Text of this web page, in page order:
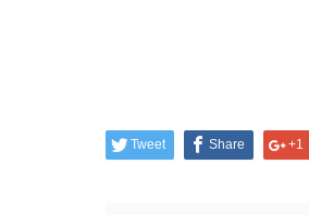
Tweet Share +1